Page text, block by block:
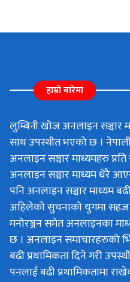
हाम्रो बारेमा
लुम्बिनी खोज अनलाइन सञ्चार
साथ उपस्थीत भएको छ । नेपाली
अनलाइन सञ्चार माध्यमहरु
अनलाइन सञ्चार माध्यम धेरै
पनि अनलाइन सञ्चार माध्यम
अहिलेको सुचनाको युगमा
मनोरञ्जन समेत अनलाइनका
छ । अनलाइन समाचारहरुको
बढी प्रथामिकता दिने गरी
पनलाई बढी प्रथामिकतामा